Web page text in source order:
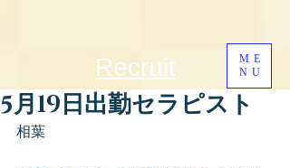
ME
NU
Recruit
5月19日出勤セラピスト
相葉